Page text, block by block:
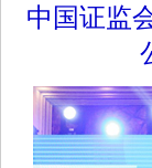
中国证监